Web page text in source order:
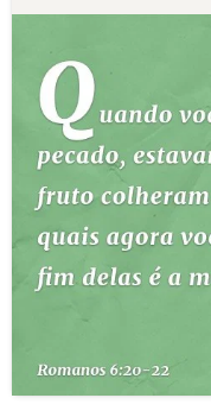
PERGUNTE À BÍBLIA
TERMO BÍBLICO JOGOS
QUEM SOMOS
LOJA BÍBLIAON